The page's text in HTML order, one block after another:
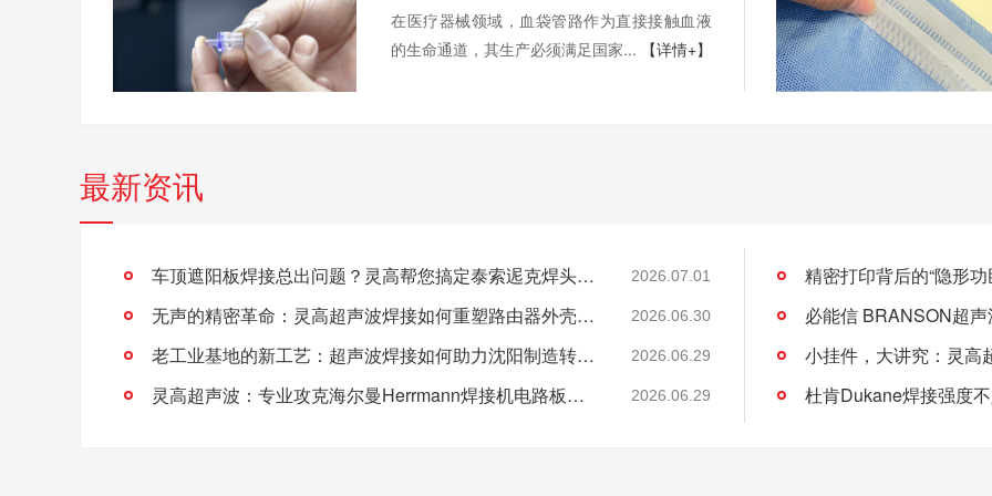
在医疗器械领域，血袋管路作为直接接触血液
的生命通道，其生产必须满足国家...
【详情+】
最新资讯
车顶遮阳板焊接总出问题？灵高帮您搞定泰索迡克焊头设计缺陷 2026.07.01
无声的精密革命：灵高超声波焊接如何重塑路由器外壳制造？ 2026.06.30
老工业基地的新工艺：超声波焊接如何助力沈阳制造转型？ 2026.06.29
灵高超声波：专业攻克海尔曼Herrmann焊接机电路板短路难题 2026.06.29 杜肯Dukane焊接强度